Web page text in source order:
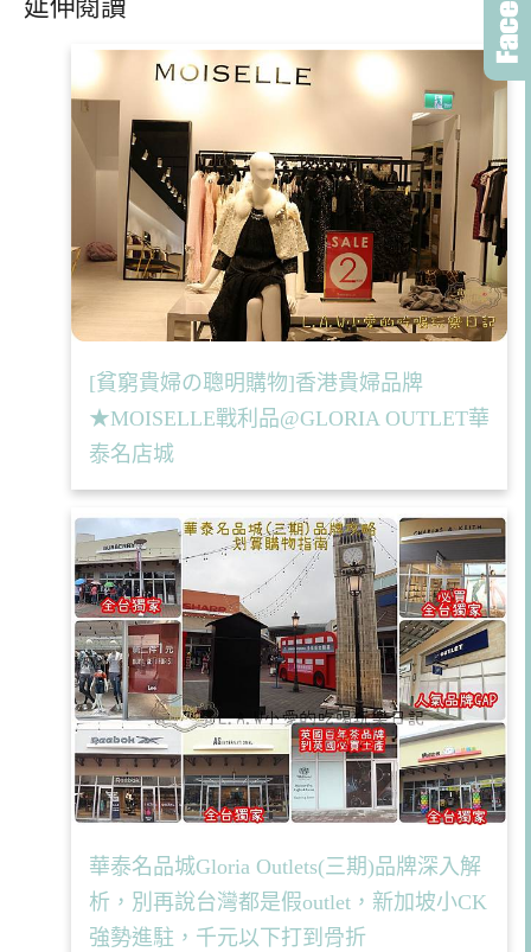
[貧窮貴婦の聰明購物]香港貴婦品牌
★MOISELLE戰利品@GLORIA OUTLET華
泰名店城
華泰名品城Gloria Outlets(三期)品牌深入解
析，別再說台灣都是假outlet，新加坡小CK
強勢進駐，千元以下打到骨折